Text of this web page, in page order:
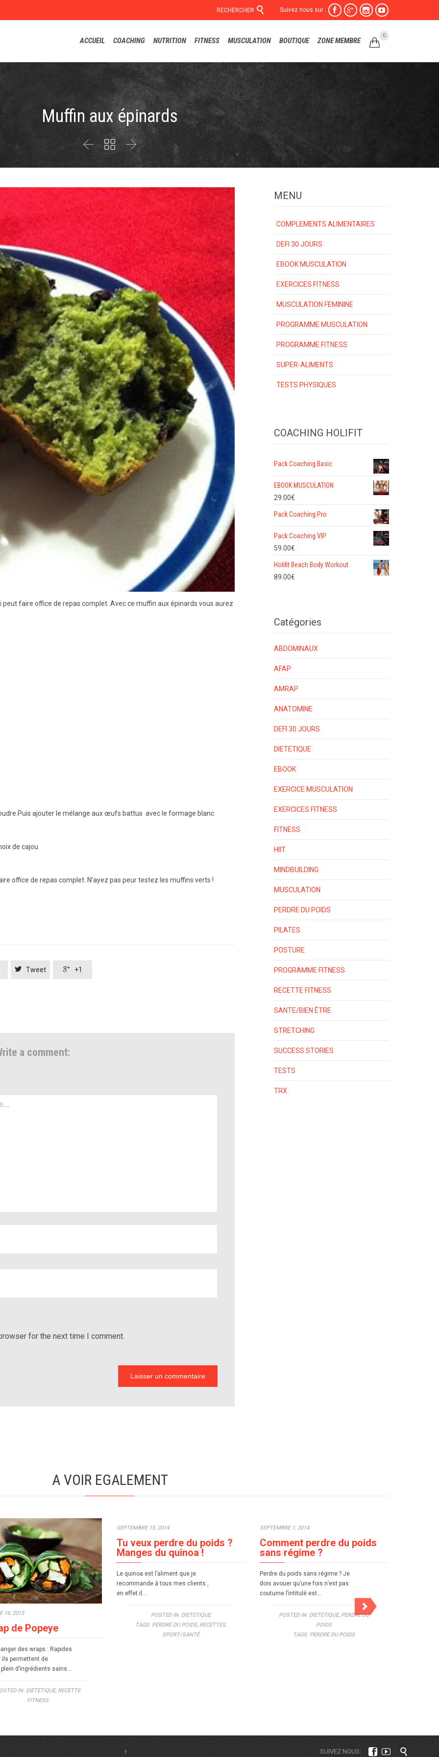
RECHERCHER  Suivez nous sur :    
to
ACCUEIL COACHING NUTRITION FITNESS MUSCULATION BOUTIQUE ZONE MEMBRE 
0
Muffin aux épinards
  
peut faire office de repas complet. Avec ce muffin aux épinards vous aurez
ajouter le mélange aux œufs battus avec le formage blanc
de cajou
office de repas complet. N’ayez pas peur testez les muffins verts !
 Tweet  +1
a comment:
for the next time I comment.
MENU
COMPLEMENTS ALIMENTAIRES
DEFI 30 JOURS
EBOOK MUSCULATION
EXERCICES FITNESS
MUSCULATION FEMININE
PROGRAMME MUSCULATION
PROGRAMME FITNESS
SUPER-ALIMENTS
TESTS PHYSIQUES
COACHING HOLIFIT
Pack Coaching Basic
EBOOK MUSCULATION
29.00€
Pack Coaching Pro
Pack Coaching VIP
59.00€
Holifit Beach Body Workout
89.00€
Catégories
ABDOMINAUX
AFAP
AMRAP
ANATOMINE
DEFI 30 JOURS
DIETETIQUE
EBOOK
EXERCICE MUSCULATION
EXERCICES FITNESS
FITNESS
HIIT
MINDBUILDING
MUSCULATION
PERDRE DU POIDS
PILATES
POSTURE
PROGRAMME FITNESS
RECETTE FITNESS
SANTE/BIEN ÊTRE
STRETCHING
SUCCESS STORIES
TESTS
TRX
A VOIR EGALEMENT
16, 2015
de Popeye
des wraps : Rapides
ils permettent de
d’ingrédients sains…
IN: DIETETIQUE, RECETTE
FITNESS
SEPTEMBRE 15, 2014
Tu veux perdre du poids ?
Manges du quinoa !
Le quinoa est l’aliment que je
recommande à tous mes clients ,
en effet il…
POSTED IN: DIETETIQUE
TAGS: PERDRE DU POIDS, RECETTES,
SPORT/SANTÉ
SEPTEMBRE 1, 2014
Comment perdre du poids
sans régime ?
Perdre du poids sans régime ? Je
dois avouer qu’une fois n’est pas
coutume l’intitulé est…
POSTED IN: DIETETIQUE, PERDRE DU
POIDS
TAGS: PERDRE DU POIDS
↑ SUIVEZ NOUS:   